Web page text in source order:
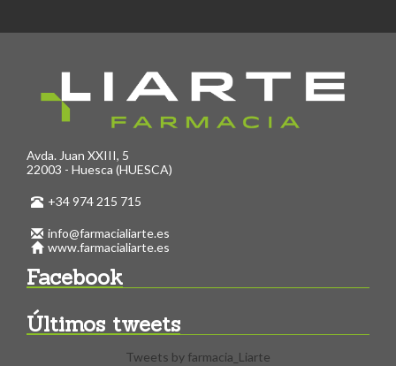
Avda. Juan XXIII, 5
22003 - Huesca (HUESCA)
+34 974 215 715
info@farmacialiarte.es
www.farmacialiarte.es
Facebook
Últimos tweets
Tweets by farmacia_Liarte